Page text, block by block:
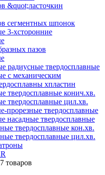
&quot;ласточкин
сегментных шпонок
3-хсторонние
пазов
радиусные твердосплавные
с механическим
хпластин
твердосплавные конич.хв.
твердосплавные цил.хв.
прорезные твердосплавные
насадные твердосплавные
твердосплавные кон.хв.
твердосплавные цил.хв.
товаров